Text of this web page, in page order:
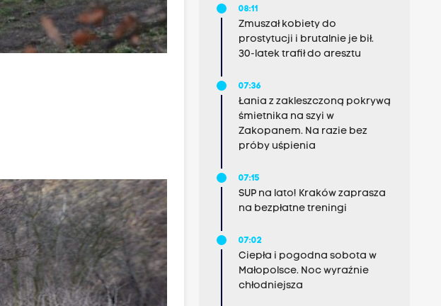
08:11
Zmuszał kobiety do
prostytucji i brutalnie je bił.
30-latek trafił do aresztu
07:36
Łania z zakleszczoną pokrywą
śmietnika na szyi w
Zakopanem. Na razie bez
próby uśpienia
07:15
SUP na lato! Kraków zaprasza
na bezpłatne treningi
07:02
Ciepła i pogodna sobota w
Małopolsce. Noc wyraźnie
chłodniejsza